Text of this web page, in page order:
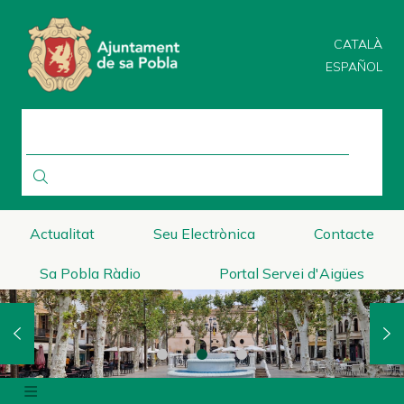
CATALÀ
ESPAÑOL
Actualitat Seu Electrònica Contacte
Sa Pobla Ràdio Portal Servei d'Aigües